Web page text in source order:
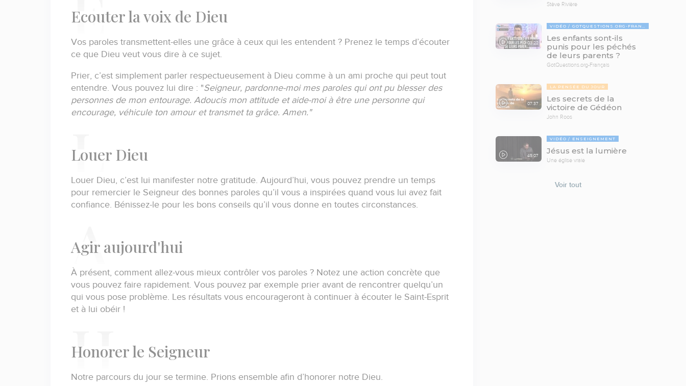
Ecouter la voix de Dieu
Vos paroles transmettent-elles une grâce à ceux qui les entendent ? Prenez le temps d’écouter
ce que Dieu veut vous dire à ce sujet.
Prier, c’est simplement parler respectueusement à Dieu comme à un ami proche qui peut tout
entendre. Vous pouvez lui dire : "Seigneur, pardonne-moi mes paroles qui ont pu blesser des
personnes de mon entourage. Adoucis mon attitude et aide-moi à être une personne qui
encourage, véhicule ton amour et transmet ta grâce. Amen."
Louer Dieu
Louer Dieu, c’est lui manifester notre gratitude. Aujourd’hui, vous pouvez prendre un temps
pour remercier le Seigneur des bonnes paroles qu’il vous a inspirées quand vous lui avez fait
confiance. Bénissez-le pour les bons conseils qu’il vous donne en toutes circonstances.
Agir aujourd'hui
À présent, comment allez-vous mieux contrôler vos paroles ? Notez une action concrète que
vous pouvez faire rapidement. Vous pouvez par exemple prier avant de rencontrer quelqu’un
qui vous pose problème. Les résultats vous encourageront à continuer à écouter le Saint-Esprit
et à lui obéir !
Honorer le Seigneur
Notre parcours du jour se termine. Prions ensemble afin d’honorer notre Dieu.
Stève Rivière
03:22
VIDÉO GOTQUESTIONS.ORG-FRANÇAIS
Les enfants sont-ils
punis pour les péchés
de leurs parents ?
GotQuestions.org-Français
07:37
LA PENSÉE DU JOUR
Les secrets de la
victoire de Gédéon
John Roos
45:07
VIDÉO ENSEIGNEMENT
Jésus est la lumière
Une église vraie
Voir tout